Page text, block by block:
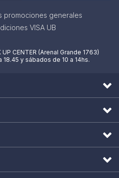
promociones generales
VISA UB
UP CENTER (Arenal Grande 1763)
18.45 y sábados de 10 a 14hs.